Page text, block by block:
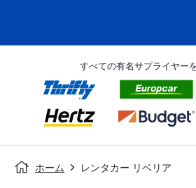
すべての有名サプライヤー
ホーム レンタカー リベリア